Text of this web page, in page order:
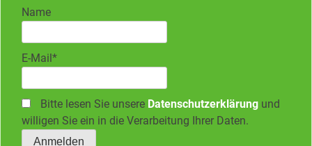
Name
E-Mail*
Bitte lesen Sie unsere Datenschutzerklärung und
willigen Sie ein in die Verarbeitung Ihrer Daten.